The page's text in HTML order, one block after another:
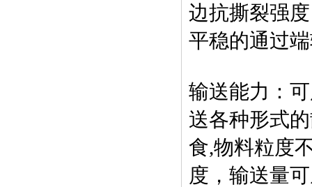
边抗撕裂强
平稳的通过
输送能力：
送各种形式
食,物料粒度
度，输送量